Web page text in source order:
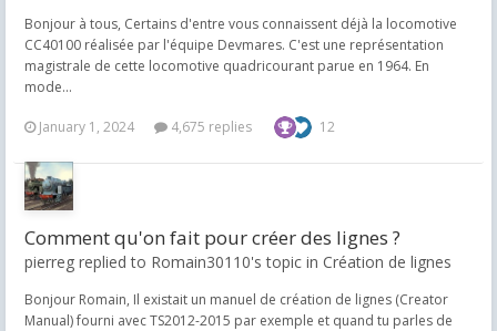
Bonjour à tous, Certains d'entre vous connaissent déjà la locomotive
CC40100 réalisée par l'équipe Devmares. C'est une représentation
magistrale de cette locomotive quadricourant parue en 1964. En
mode...
January 1, 2024 4,675 replies 12
Comment qu'on fait pour créer des lignes ?
pierreg replied to Romain30110's topic in Création de lignes
Bonjour Romain, Il existait un manuel de création de lignes (Creator
Manual) fourni avec TS2012-2015 par exemple et quand tu parles de